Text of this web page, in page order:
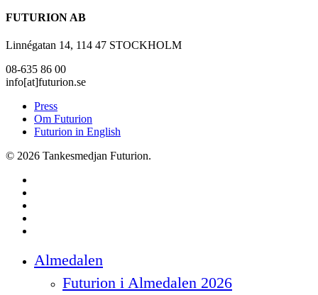
FUTURION AB
Linnégatan 14, 114 47 STOCKHOLM
08-635 86 00
info[at]futurion.se
Press
Om Futurion
Futurion in English
© 2026 Tankesmedjan Futurion.
Menu
Almedalen
Futurion i Almedalen 2026